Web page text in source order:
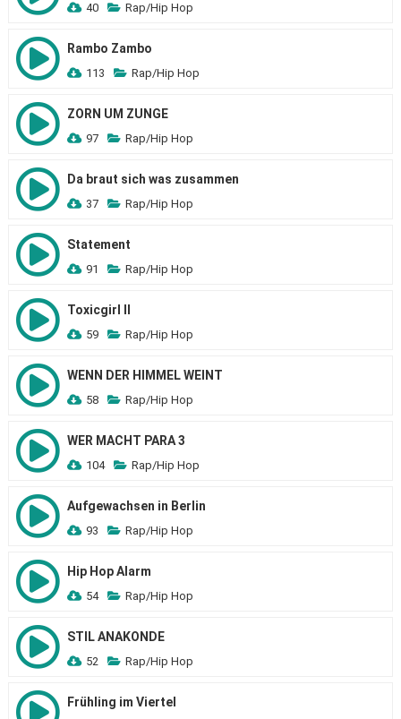
40 Rap/Hip Hop
Rambo Zambo
113 Rap/Hip Hop
ZORN UM ZUNGE
97 Rap/Hip Hop
Da braut sich was zusammen
37 Rap/Hip Hop
Statement
91 Rap/Hip Hop
Toxicgirl II
59 Rap/Hip Hop
WENN DER HIMMEL WEINT
58 Rap/Hip Hop
WER MACHT PARA 3
104 Rap/Hip Hop
Aufgewachsen in Berlin
93 Rap/Hip Hop
Hip Hop Alarm
54 Rap/Hip Hop
STIL ANAKONDE
52 Rap/Hip Hop
Frühling im Viertel